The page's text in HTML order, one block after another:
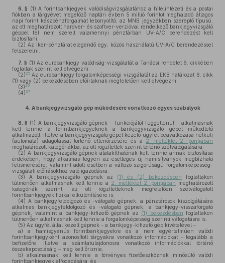
6. § (1) A forintbankjegyek valódiságvizsgálatához a hitelintézeti és a postai
fiókban a tárgyévet megelőző naptári évben 5 millió forintot meghaladó átlagos
napi forint készpénzforgalmat lebonyolító, az MNB jegyzékben szereplő típusú,
az ott meghatározott hardver- és szoftver-verzióval rendelkező bankjegyvizsgáló
géppel fel nem szerelt valamennyi pénztárban UV-A/C berendezést kell
biztosítani.
(2) Az iker-pénztárat elegendő egy, közös használatú UV-A/C berendezéssel
felszerelni.
7. § (1) Az eurobankjegy valódiság-vizsgálatát a Tanácsi rendelet 6. cikkében
foglaltak szerint kell elvégezni.
(2) 25 Az eurobankjegy forgalomképességi vizsgálatát az EKB határozat 6. cikk
(1) vagy (2) bekezdésében előírtaknak megfelelően kell elvégezni.
(3) 26
(4) 27
4. A bankjegyvizsgáló gép működésére vonatkozó egyes szabályok
8. § (1) A bankjegyvizsgáló gépnek – funkciójától függetlenül – alkalmasnak
kell lennie a forintbankjegyeknek a bankjegyvizsgáló gépet működtető
alkalmazott, illetve a bankjegyvizsgáló gépet kezelő ügyfél beavatkozása nélküli
(automata) adagolással történő ellenőrzésére és a 2. melléklet 2. pontjában
meghatározott kategóriákba, az ott rögzítettek szerint történő szétválogatására.
(2) A bankjegyvizsgáló gépnek átalakíthatónak kell lennie annak biztosítása
érdekében, hogy alkalmas legyen az esetleges új hamisítványok megbízható
felismerésére, valamint adott esetben a változó szigorúságú forgalomképesség-
vizsgálati előírásokhoz való igazodásra.
(3) A bankjegyvizsgáló gépnek az (1) és (2) bekezdésben foglaltakon
túlmenően alkalmasnak kell lennie a 2. melléklet 2. pontjában meghatározott
kategóriák szerint, az ott rögzítetteknek megfelelően szétválogatott
forintbankjegyek fizikai elkülönítésére is.
(4) A bankjegyfeldolgozó és -válogató gépnek, a pénztárosok kiszolgálására
alkalmas bankjegyfeldolgozó és -válogató gépnek, a bankjegy-visszaforgató
gépnek, valamint a bankjegy-kifizető gépnek az (1) bekezdésben foglaltakon
túlmenően alkalmasnak kell lennie a forgalomképesség szerinti válogatásra is.
(5) Az ügyfél által kezelt gépnek – a bankjegy-kifizető gép kivételével –
a) a hamisgyanús forintbankjegyekre és a nem egyértelműen valódi
forintbankjegyként azonosított tárgyakra vonatkozó információkat – legalább a
befizetőre, illetve a számlatulajdonosra vonatkozó információkkal történő
összekapcsolásáig – meg kell őriznie,
b) alkalmasnak kell lennie a törvényes fizetőeszköznek minősülő valódi
forintbankjegyek elfogadására, és